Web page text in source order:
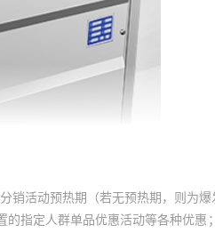
销活动预热期（若无预热期，则为
指定人群单品优惠活动等各种优惠